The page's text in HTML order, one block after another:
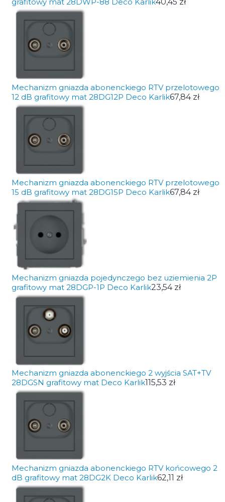
Mechanizm gniazda abonenckiego RTV przelotowego
12 dB grafitowy mat 28DG12P Deco Karlik67,84 zł
Mechanizm gniazda abonenckiego RTV przelotowego
15 dB grafitowy mat 28DG15P Deco Karlik67,84 zł
Mechanizm gniazda pojedynczego bez uziemienia 2P
grafitowy mat 28DGP-1P Deco Karlik23,54 zł
Mechanizm gniazda abonenckiego 2 wyjścia SAT+TV
28DGSN grafitowy mat Deco Karlik115,53 zł
Mechanizm gniazda abonenckiego RTV końcowego 2
dB grafitowy mat 28DG2K Deco Karlik62,11 zł